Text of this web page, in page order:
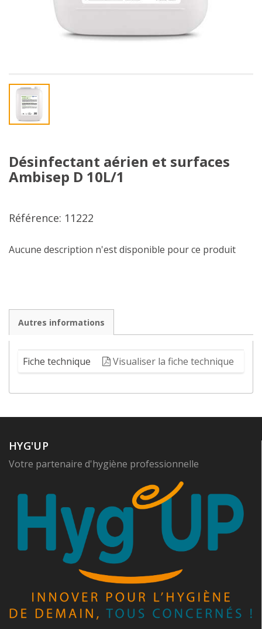
Désinfectant aérien et surfaces
Ambisep D 10L/1
Référence: 11222
Aucune description n'est disponible pour ce produit
Autres informations
Fiche technique Visualiser la fiche technique
HYG'UP
Votre partenaire d'hygiène professionnelle